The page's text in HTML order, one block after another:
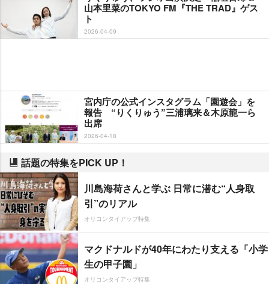
山本里菜のTOKYO FM『THE TRAD』ゲス
ト
2026-04-09
宮内庁の公式インスタグラム「園遊会」を
報告 “りくりゅう”三浦璃来＆木原龍一ら
出席
2026-04-18
話題の特集をPICK UP！
川島海荷さんと学ぶ 日常に潜む“人身取
引”のリアル
オリコンタイアップ特集
マクドナルドが40年にわたり支える「小学
生の甲子園」
オリコンタイアップ特集